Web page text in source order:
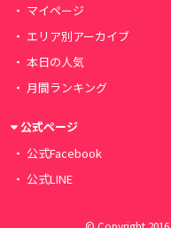
マイページ
エリア別アーカイブ
本日の人気
月間ランキング
公式ページ
公式Facebook
公式LINE